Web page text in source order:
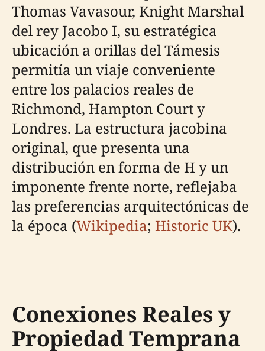
Thomas Vavasour, Knight Marshal
del rey Jacobo I, su estratégica
ubicación a orillas del Támesis
permitía un viaje conveniente
entre los palacios reales de
Richmond, Hampton Court y
Londres. La estructura jacobina
original, que presenta una
distribución en forma de H y un
imponente frente norte, reflejaba
las preferencias arquitectónicas de
la época (Wikipedia; Historic UK).
Conexiones Reales y
Propiedad Temprana